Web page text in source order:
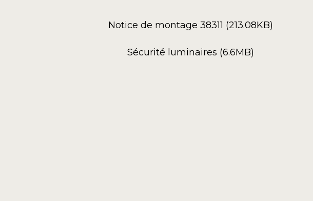
Notice de montage 38311 (213.08KB)
Sécurité luminaires (6.6MB)